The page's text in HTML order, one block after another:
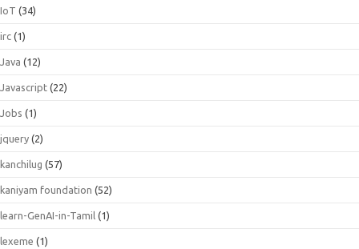
IoT (34)
irc (1)
Java (12)
Javascript (22)
Jobs (1)
jquery (2)
kanchilug (57)
kaniyam foundation (52)
learn-GenAI-in-Tamil (1)
lexeme (1)